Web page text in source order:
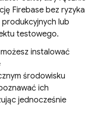
Firebase bez ryzyka
lub
testowego.
możesz instalować
środowisku
ich
jednocześnie